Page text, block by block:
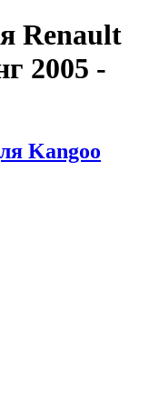
Renault
2005 -
Kangoo